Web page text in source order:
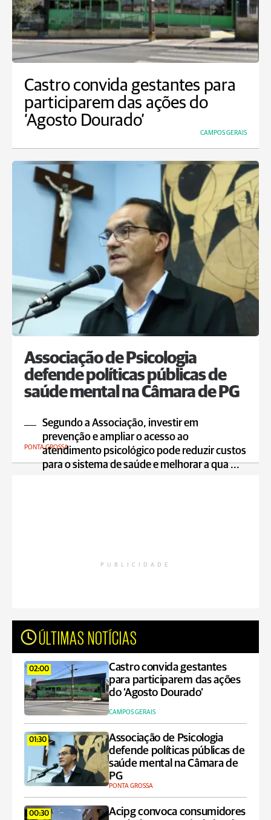
Castro convida gestantes para
participarem das ações do
‘Agosto Dourado’
CAMPOS GERAIS
Associação de Psicologia
defende políticas públicas de
saúde mental na Câmara de PG
Segundo a Associação, investir em
prevenção e ampliar o acesso ao
atendimento psicológico pode reduzir custos
para o sistema de saúde e melhorar a qua ...
PONTA GROSSA
PUBLICIDADE
ÚLTIMAS NOTÍCIAS
02:00
Castro convida gestantes
para participarem das ações
do ‘Agosto Dourado’
CAMPOS GERAIS
01:30
Associação de Psicologia
defende políticas públicas de
saúde mental na Câmara de
PG
PONTA GROSSA
00:30
Acipg convoca consumidores